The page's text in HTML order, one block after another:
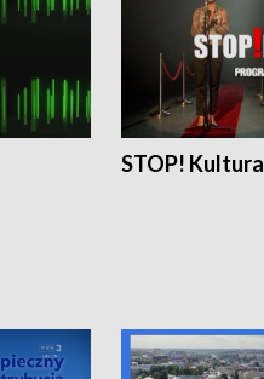
STOP! Kultura